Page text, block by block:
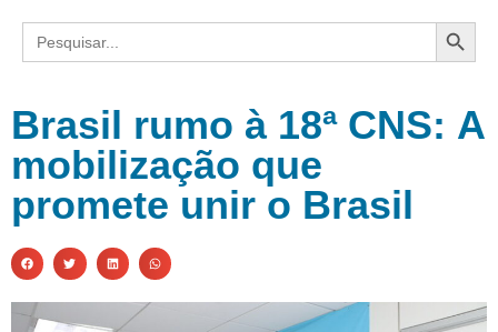
Search
for:
Brasil rumo à 18ª CNS: A
mobilização que
promete unir o Brasil